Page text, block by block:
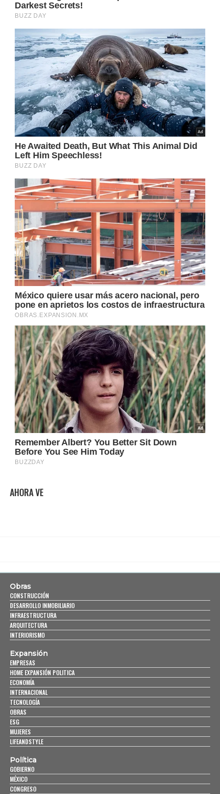
AHORA VE
Obras
CONSTRUCCIÓN
DESARROLLO INMOBILIARIO
INFRAESTRUCTURA
ARQUITECTURA
INTERIORISMO
Expansión
EMPRESAS
HOME EXPANSIÓN POLITICA
ECONOMÍA
INTERNACIONAL
TECNOLOGÍA
OBRAS
ESG
MUJERES
LIFEANDSTYLE
Política
GOBIERNO
MÉXICO
CONGRESO